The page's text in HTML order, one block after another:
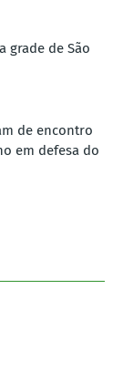
grade de São
de encontro
em defesa do